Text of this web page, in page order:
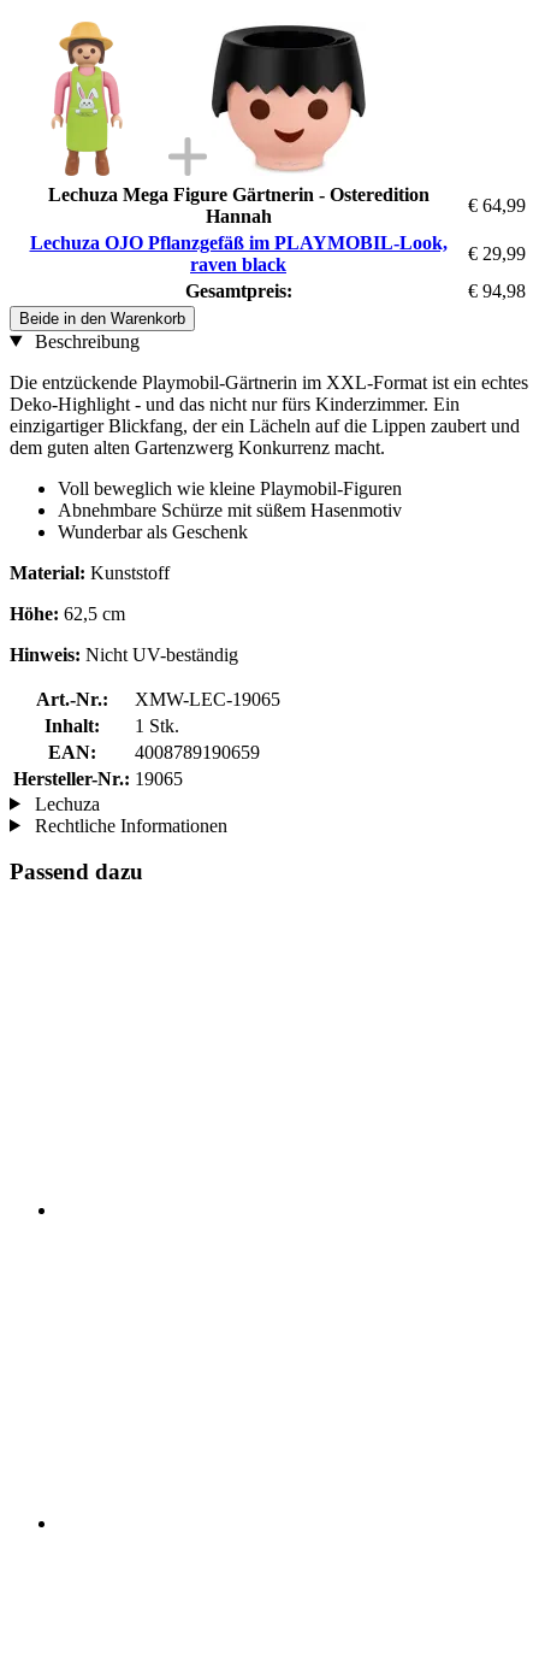
Lechuza Mega Figure Gärtnerin - Osteredition
Hannah
€ 64,99
Lechuza OJO Pflanzgefäß im PLAYMOBIL-Look,
raven black
€ 29,99
Gesamtpreis:
€ 94,98
Beide in den Warenkorb
Beschreibung
Die entzückende Playmobil-Gärtnerin im XXL-Format ist ein echtes
Deko-Highlight - und das nicht nur fürs Kinderzimmer. Ein
einzigartiger Blickfang, der ein Lächeln auf die Lippen zaubert und
dem guten alten Gartenzwerg Konkurrenz macht.
Voll beweglich wie kleine Playmobil-Figuren
Abnehmbare Schürze mit süßem Hasenmotiv
Wunderbar als Geschenk
Material: Kunststoff
Höhe: 62,5 cm
Hinweis: Nicht UV-beständig
Art.-Nr.:
XMW-LEC-19065
Inhalt:
1 Stk.
EAN:
4008789190659
Hersteller-Nr.: 19065
Lechuza
Rechtliche Informationen
Passend dazu